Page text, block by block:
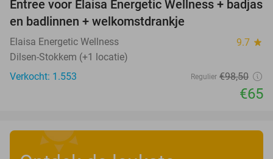
34%
Entree voor Elaisa Energetic Wellness + badjas
en badlinnen + welkomstdrankje
Elaisa Energetic Wellness 9.7 star
Dilsen-Stokkem (+1 locatie)
Verkocht: 1.553
Regulier €98,50
€65